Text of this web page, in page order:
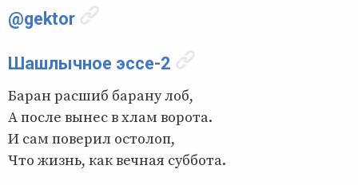
@gektor
Шашлычное эссе-2
Баран расшиб барану лоб,
А после вынес в хлам ворота.
И сам поверил остолоп,
Что жизнь, как вечная суббота.